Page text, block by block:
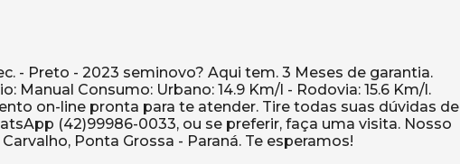
- Preto - 2023 seminovo? Aqui tem. 3 Meses de garantia.
Manual Consumo: Urbano: 14.9 Km/l - Rodovia: 15.6 Km/l.
on-line pronta para te atender. Tire todas suas dúvidas de
(42)99986-0033, ou se preferir, faça uma visita. Nosso